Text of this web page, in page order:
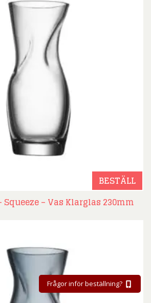
BESTÄLL
Squeeze – Vas Klarglas 230mm
Frågor inför beställning?